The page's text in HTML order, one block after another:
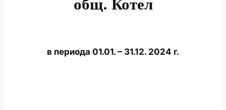
общ. Котел
в периода 01.01. – 31.12. 2024 г.